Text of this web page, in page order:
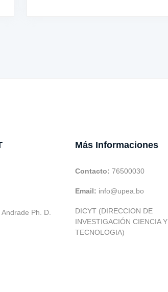
Ph. D.
Más Informaciones
Contacto: 76500030
Email: info@upea.bo
DICYT (DIRECCION DE
INVESTIGACIÓN CIENCIA Y
TECNOLOGIA)